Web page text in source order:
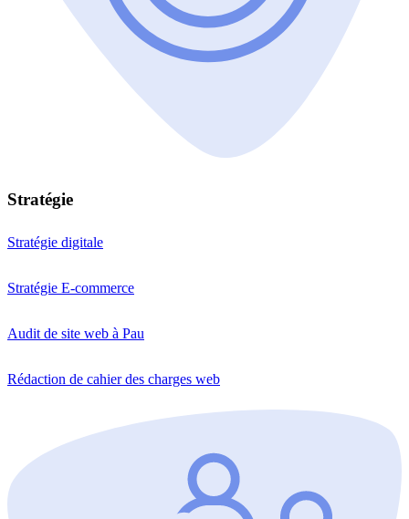
Stratégie
Stratégie digitale
Stratégie E-commerce
Audit de site web à Pau
Rédaction de cahier des charges web